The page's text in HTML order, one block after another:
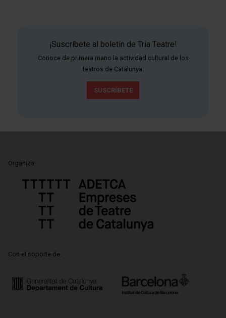
¡Suscríbete al boletín de Tria Teatre!
Conoce de primera mano la actividad cultural de los
teatros de Catalunya.
SUSCRÍBETE
Organiza:
Con el soporte de: